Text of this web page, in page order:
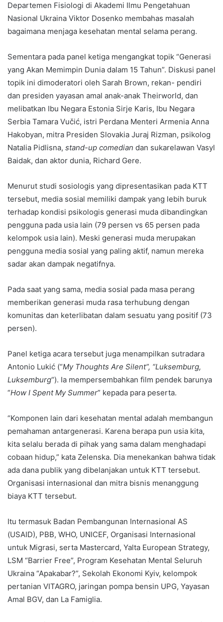
Departemen Fisiologi di Akademi Ilmu Pengetahuan
Nasional Ukraina Viktor Dosenko membahas masalah
bagaimana menjaga kesehatan mental selama perang.
Sementara pada panel ketiga mengangkat topik “Generasi
yang Akan Memimpin Dunia dalam 15 Tahun”. Diskusi panel
topik ini dimoderatori oleh Sarah Brown, rekan- pendiri
dan presiden yayasan amal anak-anak Theirworld, dan
melibatkan Ibu Negara Estonia Sirje Karis, Ibu Negara
Serbia Tamara Vučić, istri Perdana Menteri Armenia Anna
Hakobyan, mitra Presiden Slovakia Juraj Rizman, psikolog
Natalia Pidlisna, stand-up comedian dan sukarelawan Vasyl
Baidak, dan aktor dunia, Richard Gere.
Menurut studi sosiologis yang dipresentasikan pada KTT
tersebut, media sosial memiliki dampak yang lebih buruk
terhadap kondisi psikologis generasi muda dibandingkan
pengguna pada usia lain (79 persen vs 65 persen pada
kelompok usia lain). Meski generasi muda merupakan
pengguna media sosial yang paling aktif, namun mereka
sadar akan dampak negatifnya.
Pada saat yang sama, media sosial pada masa perang
memberikan generasi muda rasa terhubung dengan
komunitas dan keterlibatan dalam sesuatu yang positif (73
persen).
Panel ketiga acara tersebut juga menampilkan sutradara
Antonio Lukić (“My Thoughts Are Silent”, “Luksemburg,
Luksemburg“). Ia mempersembahkan film pendek barunya
“How I Spent My Summer” kepada para peserta.
“Komponen lain dari kesehatan mental adalah membangun
pemahaman antargenerasi. Karena berapa pun usia kita,
kita selalu berada di pihak yang sama dalam menghadapi
cobaan hidup,” kata Zelenska. Dia menekankan bahwa tidak
ada dana publik yang dibelanjakan untuk KTT tersebut.
Organisasi internasional dan mitra bisnis menanggung
biaya KTT tersebut.
Itu termasuk Badan Pembangunan Internasional AS
(USAID), PBB, WHO, UNICEF, Organisasi Internasional
untuk Migrasi, serta Mastercard, Yalta European Strategy,
LSM “Barrier Free”, Program Kesehatan Mental Seluruh
Ukraina “Apakabar?”, Sekolah Ekonomi Kyiv, kelompok
pertanian VITAGRO, jaringan pompa bensin UPG, Yayasan
Amal BGV, dan La Famiglia.